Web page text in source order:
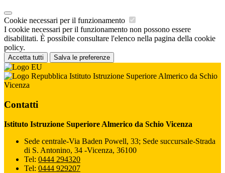
Cookie necessari per il funzionamento
I cookie necessari per il funzionamento non possono essere
disabilitati. È possibile consultare l'elenco nella pagina della cookie
policy.
Accetta tutti Salva le preferenze
Istituto Istruzione Superiore Almerico da Schio
Vicenza
Contatti
Istituto Istruzione Superiore Almerico da Schio Vicenza
Sede centrale-Via Baden Powell, 33; Sede succursale-Strada
di S. Antonino, 34 -Vicenza, 36100
Tel: 0444 294320
Tel: 0444 929207